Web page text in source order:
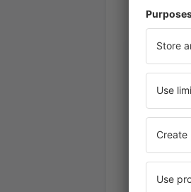
Marie
September